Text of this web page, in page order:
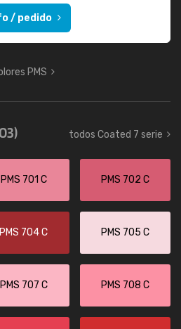
/ pedido
PMS
todos Coated 7 serie
PMS 701 C PMS 702 C
PMS 704 C PMS 705 C
PMS 707 C PMS 708 C